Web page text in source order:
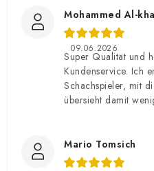
Mohammed Al-
09.06.2026
Super Qualität und
Kundenservice. Ich
Schachspieler, mit
übersieht damit
Mario Tomsich